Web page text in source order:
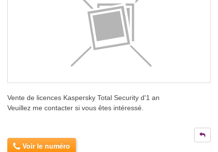
Vente de licences Kaspersky Total Security d'1 an
Veuillez me contacter si vous êtes intéressé.
Voir le numéro